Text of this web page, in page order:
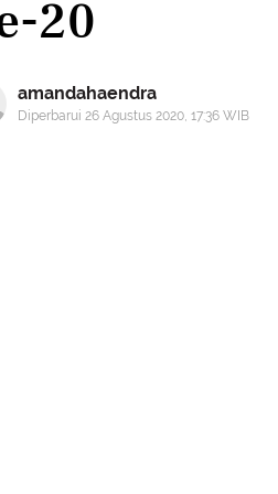
20
amandahaendra
Diperbarui 26 Agustus 2020, 17:36 WIB